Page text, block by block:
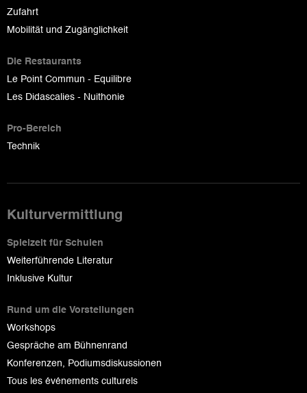
Zufahrt
Mobilität und Zugänglichkeit
Die Restaurants
Le Point Commun - Equilibre
Les Didascalies - Nuithonie
Pro-Bereich
Technik
Kulturvermittlung
Spielzeit für Schulen
Weiterführende Literatur
Inklusive Kultur
Rund um die Vorstellungen
Workshops
Gespräche am Bühnenrand
Konferenzen, Podiumsdiskussionen
Tous les événements culturels